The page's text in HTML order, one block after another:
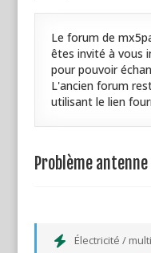
Le forum de
êtes invité à vous
pour pouvoir
L'ancien forum
utilisant le lien
Problème antenne
Électricité /